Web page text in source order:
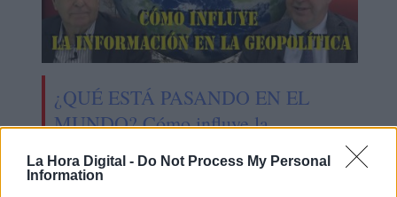
La Hora Digital - Do Not Process My Personal
Information
¿QUÉ ESTÁ PASANDO EN EL
MUNDO? Cómo influye la
información en la geopolítica